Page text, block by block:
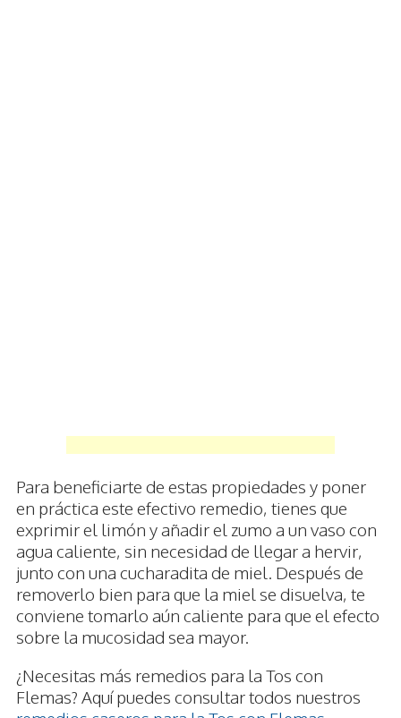
Para beneficiarte de estas propiedades y poner
en práctica este efectivo remedio, tienes que
exprimir el limón y añadir el zumo a un vaso con
agua caliente, sin necesidad de llegar a hervir,
junto con una cucharadita de miel. Después de
removerlo bien para que la miel se disuelva, te
conviene tomarlo aún caliente para que el efecto
sobre la mucosidad sea mayor.
¿Necesitas más remedios para la Tos con
Flemas? Aquí puedes consultar todos nuestros